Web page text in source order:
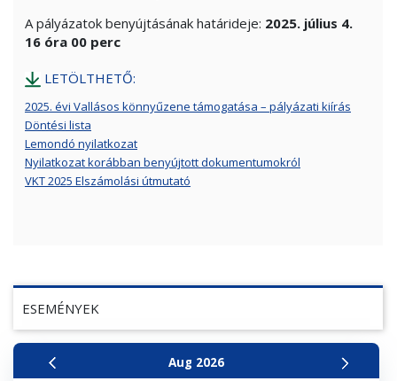
ESEMÉNYEK
Aug 2026
A pályázatok benyújtásának határideje: 2025. július 4.
16 óra 00 perc
LETÖLTHETŐ:
2025. évi Vallásos könnyűzene támogatása – pályázati kiírás
Döntési lista
Lemondó nyilatkozat
Nyilatkozat korábban benyújtott dokumentumokról
VKT 2025 Elszámolási útmutató